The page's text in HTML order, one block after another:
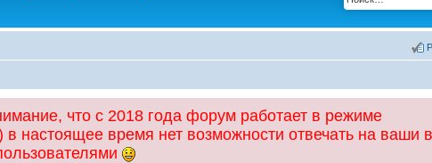
что с 2018 года форум работает в режиме
настоящее время нет возможности отвечать на ваши